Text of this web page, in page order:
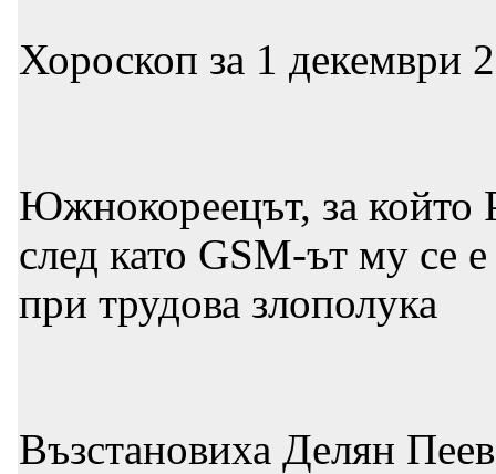
Хороскоп за 1 декември
Южнокореецът, за който
след като GSM-ът му се
при трудова злополука
Възстановиха Делян